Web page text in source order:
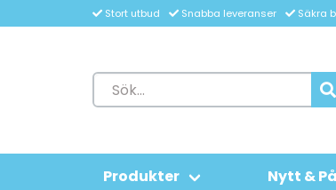
Stort utbud Snabba leveranser Säkra
Produkter Nytt &